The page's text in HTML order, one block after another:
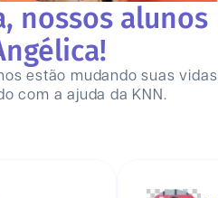
nossos alunos
!
estão mudando suas vidas
com a ajuda da KNN.